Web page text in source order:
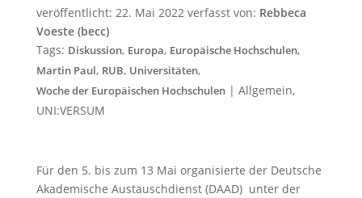
veröffentlicht: 22. Mai 2022verfasst von: Rebbeca
Voeste (becc)
Tags: Diskussion, Europa, Europäische Hochschulen,
Martin Paul, RUB, Universitäten,
Woche der Europäischen Hochschulen| Allgemein,
UNI:VERSUM
Für den 5. bis zum 13 Mai organisierte der Deutsche
Akademische Austauschdienst (DAAD) unter der